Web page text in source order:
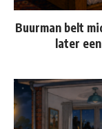
Buurman belt
later